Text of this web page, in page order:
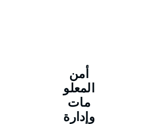
أمن
المعلو
مات
وإدارة